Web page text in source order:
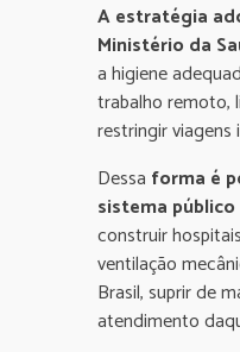
A estratégia
Ministério da
a higiene
trabalho remoto,
restringir viagens
Dessa forma é
sistema
construir
ventilação
Brasil, suprir de
atendimento